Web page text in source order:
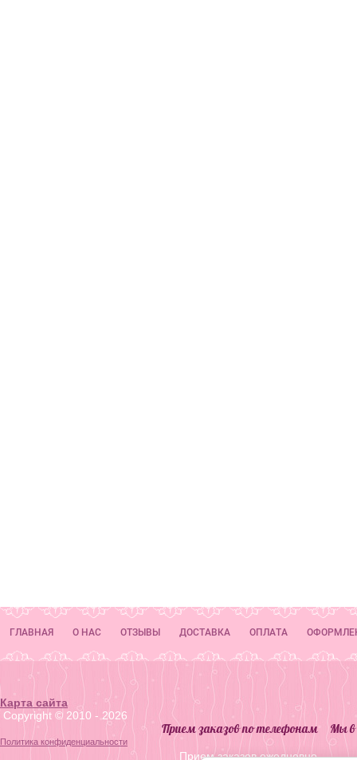
ГЛАВНАЯ О НАС ОТЗЫВЫ ДОСТАВКА ОПЛАТА
Карта сайта
Copyright © 2010 - 2026
Политика конфиденциальности
Прием заказов по телефонам Мы в
Прием заказов ежедневно